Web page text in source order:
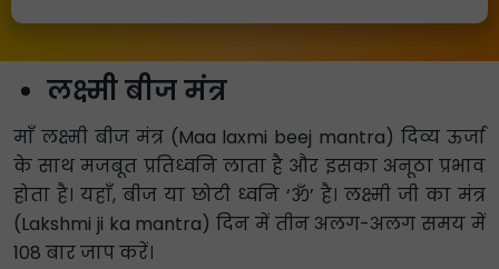
लक्ष्मी बीज मंत्र
माँ लक्ष्मी बीज मंत्र (Maa laxmi beej mantra) दिव्य ऊर्जा
के साथ मजबूत प्रतिध्वनि लाता है और इसका अनूठा प्रभाव
होता है। यहाँ, बीज या छोटी ध्वनि ‘ॐ’ है। लक्ष्मी जी का मंत्र
(Lakshmi ji ka mantra) दिन में तीन अलग-अलग समय में
108 बार जाप करें।